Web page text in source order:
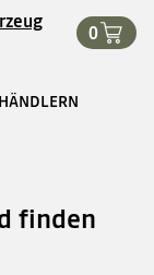
0
finden